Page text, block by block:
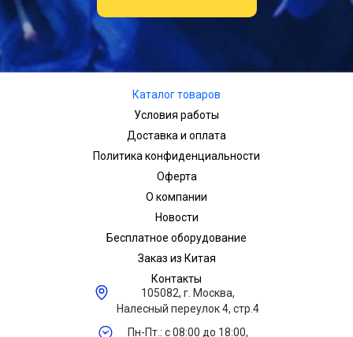
Каталог товаров
Условия работы
Доставка и оплата
Политика конфиденциальности
Оферта
О компании
Новости
Бесплатное оборудование
Заказ из Китая
Контакты
105082, г. Москва,
Налесный переулок 4, стр.4
Пн-Пт.: с 08:00 до 18:00,